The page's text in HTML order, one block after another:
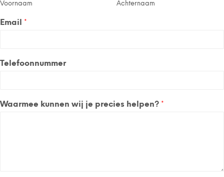
Voornaam Achternaam
Email *
Telefoonnummer
Waarmee kunnen wij je precies helpen? *